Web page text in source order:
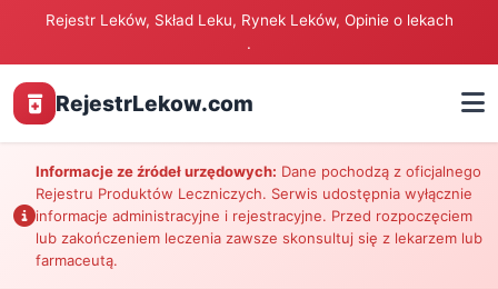
Rejestr Leków, Skład Leku, Rynek Leków, Opinie o lekach
.
RejestrLekow.com
Informacje ze źródeł urzędowych: Dane pochodzą z oficjalnego
Rejestru Produktów Leczniczych. Serwis udostępnia wyłącznie
informacje administracyjne i rejestracyjne. Przed rozpoczęciem
lub zakończeniem leczenia zawsze skonsultuj się z lekarzem lub
farmaceutą.